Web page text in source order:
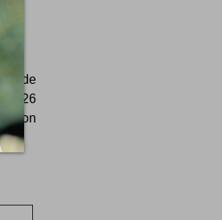
de
ce 26